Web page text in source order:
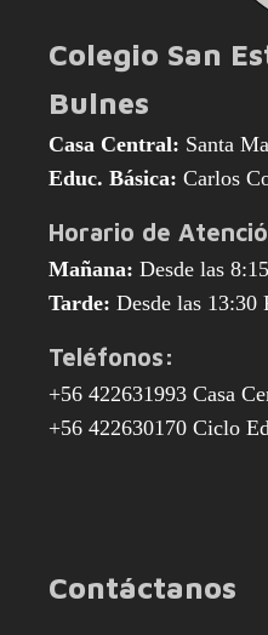
Colegio San
Bulnes
Casa Central: Santa
Educ. Básica: Carlos
Horario de
Mañana: Desde las
Tarde: Desde las 13:30
Teléfonos:
+56 422631993 Casa
+56 422630170 Ciclo
Contáctanos